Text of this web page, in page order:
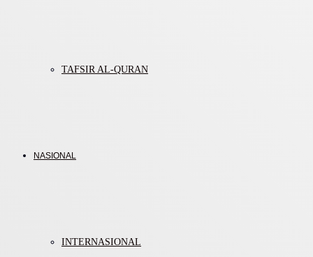
TAFSIR AL-QURAN
NASIONAL
INTERNASIONAL